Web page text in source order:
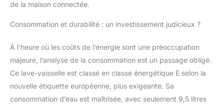
de la maison connectée.
Consommation et durabilité : un investissement judicieux ?
À l’heure où les coûts de l’énergie sont une préoccupation
majeure, l’analyse de la consommation est un passage obligé.
Ce lave-vaisselle est classé en classe énergétique E selon la
nouvelle étiquette européenne, plus exigeante. Sa
consommation d’eau est maîtrisée, avec seulement 9,5 litres